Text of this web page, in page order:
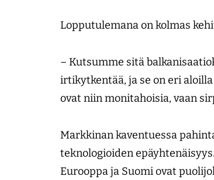
Lopputulemana on kolmas
– Kutsumme sitä
irtikytkentää, ja se on eri
ovat niin monitahoisia, vaan
Markkinan kaventuessa
teknologioiden
Eurooppa ja Suomi ovat